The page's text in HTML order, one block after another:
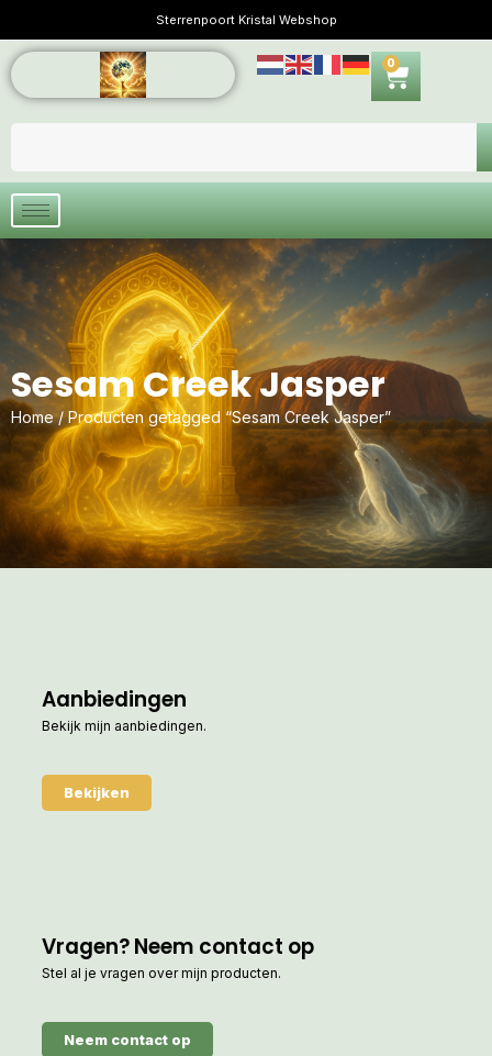
Sterrenpoort Kristal Webshop
0
Sesam Creek Jasper
Home/ Producten getagged “Sesam Creek Jasper”
Aanbiedingen
Bekijk mijn aanbiedingen.
Bekijken
Vragen? Neem contact op
Stel al je vragen over mijn producten.
Neem contact op